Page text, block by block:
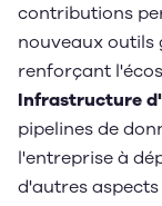
contributions
nouveaux outils
renforçant
Infrastructure
pipelines de
l'entreprise à
d'autres